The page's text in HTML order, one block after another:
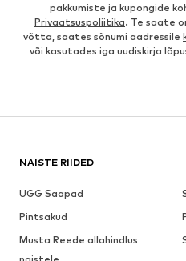
pakkumiste ja kupongide
Privaatsuspoliitika. Te saate
võtta, saates sõnumi aadressile
või kasutades iga uudiskirja
NAISTE RIIDED
UGG Saapad
Pintsakud
Musta Reede allahindlus